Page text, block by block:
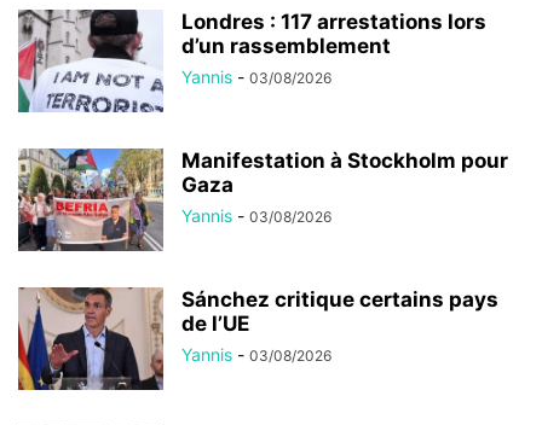
Londres : 117 arrestations lors
d’un rassemblement
Yannis - 03/08/2026
Manifestation à Stockholm pour
Gaza
Yannis - 03/08/2026
Sánchez critique certains pays
de l’UE
Yannis - 03/08/2026